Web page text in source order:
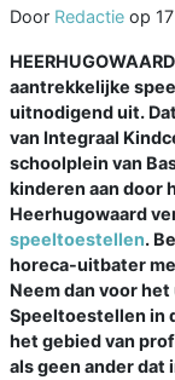
Door Redactie op
aantrekkelijke
uitnodigend uit.
van Integraal
schoolplein van
kinderen aan door
Heerhugowaard
speeltoestellen.
horeca-uitbater
Neem dan voor
Speeltoestellen in
het gebied van
als geen ander dat